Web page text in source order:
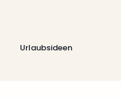
Urlaubsideen